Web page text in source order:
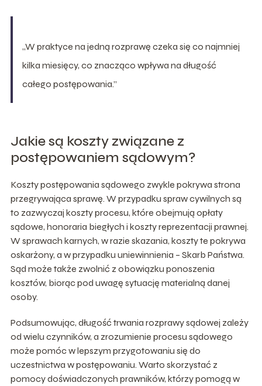
„W praktyce na jedną rozprawę czeka się co najmniej
kilka miesięcy, co znacząco wpływa na długość
całego postępowania.”
Jakie są koszty związane z
postępowaniem sądowym?
Koszty postępowania sądowego zwykle pokrywa strona
przegrywająca sprawę. W przypadku spraw cywilnych są
to zazwyczaj koszty procesu, które obejmują opłaty
sądowe, honoraria biegłych i koszty reprezentacji prawnej.
W sprawach karnych, w razie skazania, koszty te pokrywa
oskarżony, a w przypadku uniewinnienia – Skarb Państwa.
Sąd może także zwolnić z obowiązku ponoszenia
kosztów, biorąc pod uwagę sytuację materialną danej
osoby.
Podsumowując, długość trwania rozprawy sądowej zależy
od wielu czynników, a zrozumienie procesu sądowego
może pomóc w lepszym przygotowaniu się do
uczestnictwa w postępowaniu. Warto skorzystać z
pomocy doświadczonych prawników, którzy pomogą w